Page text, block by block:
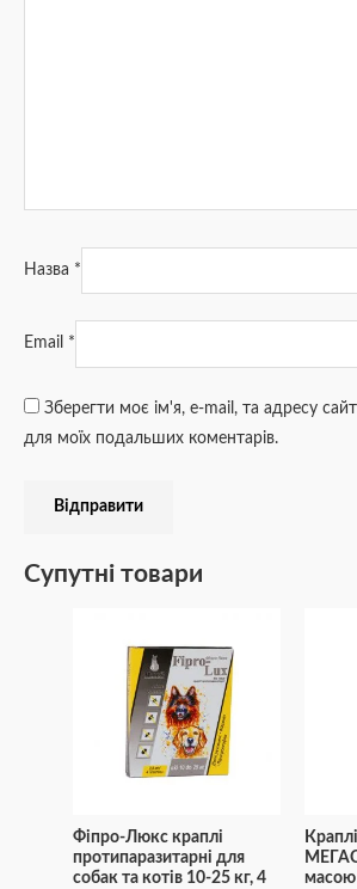
Назва *
Email *
Зберегти моє ім'я, e-mail, та адресу
для моїх подальших коментарів.
Супутні товари
Фіпро-Люкс краплі
протипаразитарні для
собак та котів 10-25 кг, 4
масою